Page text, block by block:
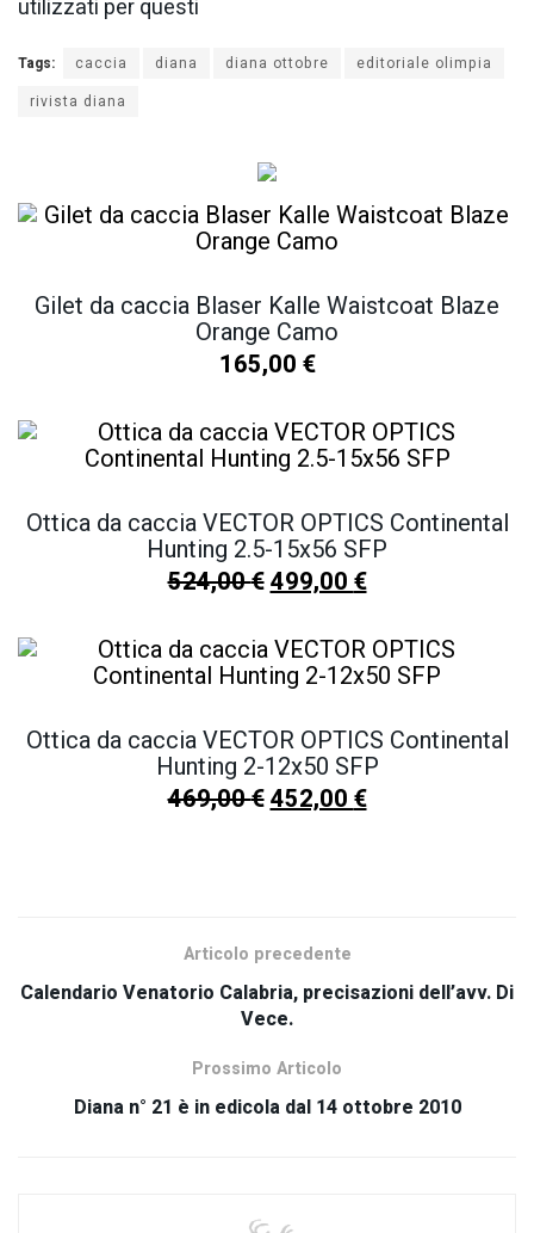
utilizzati per questi
Tags: caccia diana diana ottobre
editoriale olimpia
rivista diana
Gilet da caccia Blaser Kalle Waistcoat Blaze
Orange Camo
165,00 €
Ottica da caccia VECTOR OPTICS Continental
Hunting 2.5-15x56 SFP
524,00€499,00€
Ottica da caccia VECTOR OPTICS Continental
Hunting 2-12x50 SFP
469,00€452,00€
Articolo precedente
Calendario Venatorio Calabria, precisazioni dell’avv. Di
Vece.
Prossimo Articolo
Diana n° 21 è in edicola dal 14 ottobre 2010